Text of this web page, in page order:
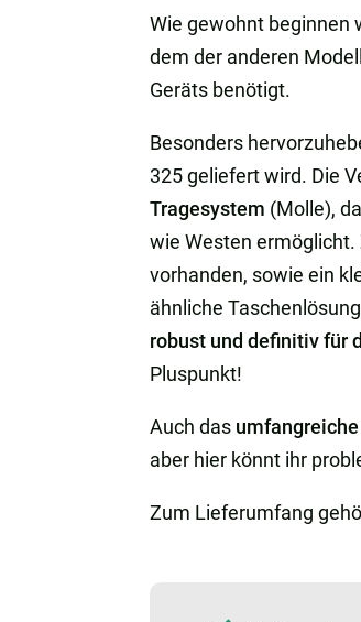
Wie gewohnt beginnen
dem der anderen
Geräts benötigt.
Besonders
325 geliefert wird. Die
Tragesystem (Molle),
wie Westen
vorhanden, sowie ein
ähnliche
robust und definitiv für
Pluspunkt!
Auch das
aber hier könnt ihr
Zum Lieferumfang